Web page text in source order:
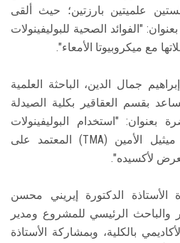
علميتين بارزتين؛ حيث ألقى
"الفوائد الصحية للبوليفينولات
مع ميكروبيوتا الأمعاء".
جمال الدين، الباحثة العلمية
بقسم العقاقير بكلية الصيدلة
"استخدام البوليفينولات
الغذائية لتثبيط إنتاج ثلاثي ميثيل الأمين (TMA) المعتمد على
لأكسيده".
الأستاذة الدكتورة إيريني محسن
والباحث الرئيسي للمشروع ومدير
بالكلية، وبمشاركة الأستاذة